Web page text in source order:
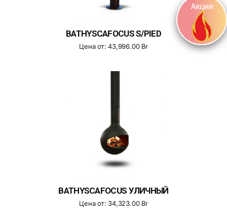
BATHYSCAFOCUS S/PIED
Цена от:43,996.00 Br
BATHYSCAFOCUS УЛИЧНЫЙ
Цена от: 34,323.00 Br